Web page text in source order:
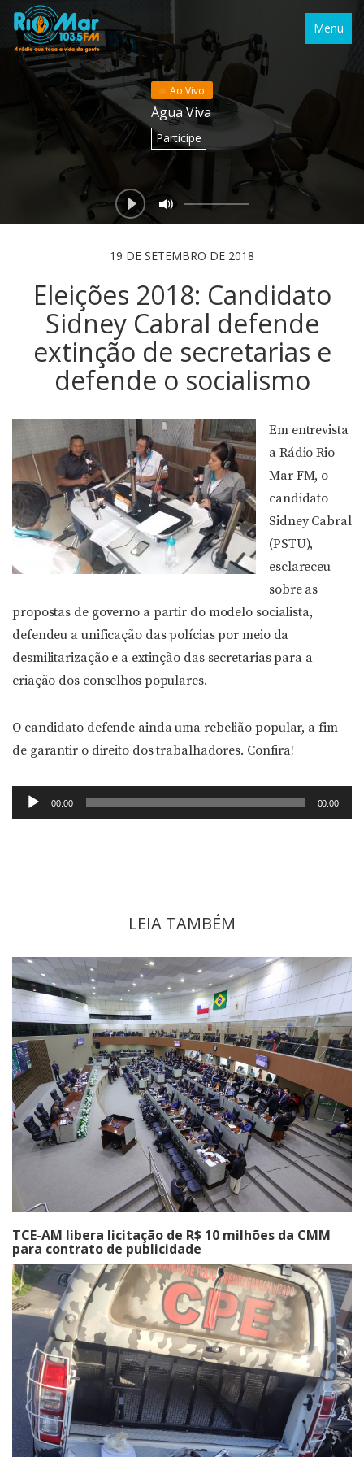
Menu
Ao Vivo
Água Viva
Participe
19 DE SETEMBRO DE 2018
Eleições 2018: Candidato
Sidney Cabral defende
extinção de secretarias e
defende o socialismo
Em entrevista
a Rádio Rio
Mar FM, o
candidato
Sidney Cabral
(PSTU),
esclareceu
sobre as
propostas de governo a partir do modelo socialista,
defendeu a unificação das polícias por meio da
desmilitarização e a extinção das secretarias para a
criação dos conselhos populares.
O candidato defende ainda uma rebelião popular, a fim
de garantir o direito dos trabalhadores. Confira!
Tocador
de
00:00 00:00
LEIA TAMBÉM
TCE-AM libera licitação de R$ 10 milhões da CMM
para contrato de publicidade